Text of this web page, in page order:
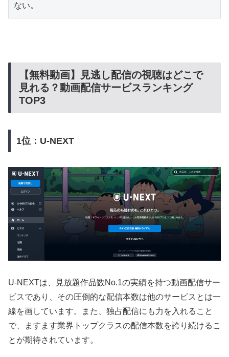
ない。
【無料動画】見逃し配信の視聴はどこで
見れる？動画配信サービスランキング
TOP3
1位：U-NEXT
U-NEXTは、見放題作品数No.1の実績を持つ動画配信サー
ビスであり、その圧倒的な配信本数は他のサービスとは一
線を画しています。また、独占配信にも力を入れること
で、ますます業界トップクラスの配信本数を誇り続けるこ
とが期待されています。